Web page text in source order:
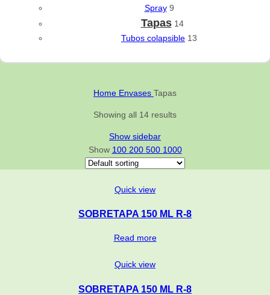
Spray 9
Tapas 14
Tubos colapsible 13
Home Envases Tapas
Showing all 14 results
Show sidebar
Show 100 200 500 1000
Quick view
SOBRETAPA 150 ML R-8
Read more
Quick view
SOBRETAPA 150 ML R-8